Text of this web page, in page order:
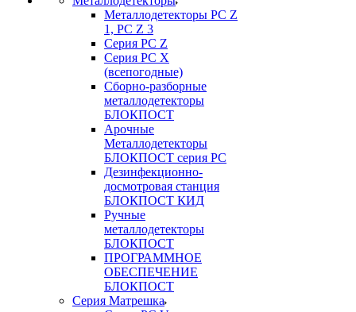
Металлодетекторы РС Z
1, PC Z 3
Серия РС Z
Серия РС X
(всепогодные)
Сборно-разборные
металлодетекторы
БЛОКПОСТ
Арочные
Металлодетекторы
БЛОКПОСТ серия РС
Дезинфекционно-
досмотровая станция
БЛОКПОСТ КИД
Ручные
металлодетекторы
БЛОКПОСТ
ПРОГРАММНОЕ
ОБЕСПЕЧЕНИЕ
БЛОКПОСТ
Серия Матрешка